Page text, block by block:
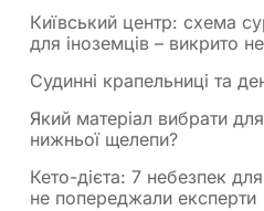
Київський центр: схема
для іноземців – викрито
Судинні крапельниці та
Який матеріал вибрати для
нижньої щелепи?
Кето-дієта: 7 небезпек
не попереджали експерти